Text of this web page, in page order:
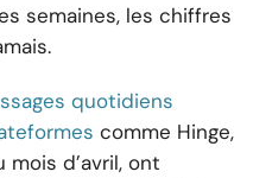
semaines, les chiffres
quotidiens
comme Hinge,
d’avril, ont